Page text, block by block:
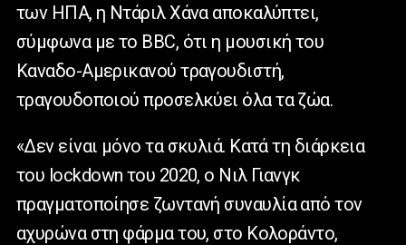
των ΗΠΑ, η Ντάριλ Χάνα αποκαλύπτει,
σύμφωνα με το BBC, ότι η μουσική του
Καναδο-Αμερικανού τραγουδιστή,
τραγουδοποιού προσελκύει όλα τα ζώα.
«Δεν είναι μόνο τα σκυλιά. Κατά τη διάρκεια
του lockdown του 2020, ο Νιλ Γιανγκ
πραγματοποίησε ζωντανή συναυλία από τον
αχυρώνα στη φάρμα του, στο Κολοράντο,